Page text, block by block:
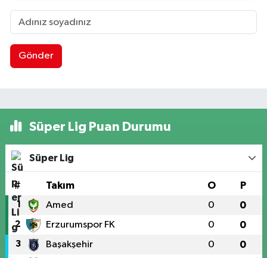
Gönder
Süper Lig Puan Durumu
Süper Lig
# Takım O P
1 Amed 0 0
2 Erzurumspor FK 0 0
3 Başakşehir 0 0